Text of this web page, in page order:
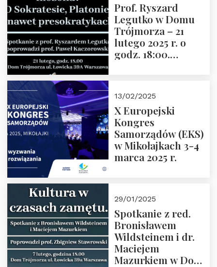
Prof. Ryszard
Legutko w Domu
Trójmorza – 21
lutego 2025 r. o
godz. 18:00.
Zapraszamy
13/02/2025
X Europejski
Kongres
Samorządów (EKS)
w Mikołajkach 3-4
marca 2025 r.
29/01/2025
Spotkanie z red.
Bronisławem
Wildsteinem i dr.
Maciejem
Mazurkiem w Domu